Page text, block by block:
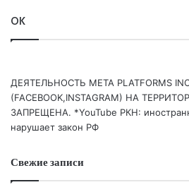
07 Rafael Osmo – Effective
09 Josh Burrows – 4 Day Struggle
Black/
10 Planet Perfecto, Hot Pursuit, &
(Thank you) /Perfecto/
OK
ДЕЯТЕЛЬНОСТЬ МЕТА PLATFORMS
(FACEBOOK,INSTAGRAM) НА
ЗАПРЕЩЕНА. *YouTube РКН:
нарушает закон РФ
Свежие записи